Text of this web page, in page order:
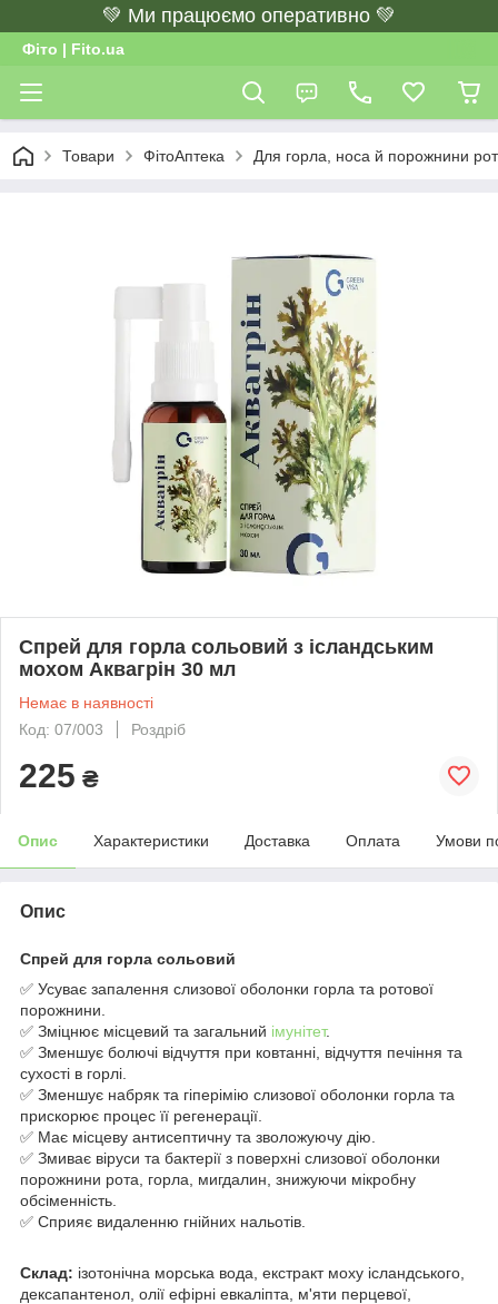
💚 Ми працюємо оперативно 💚
Фіто | Fito.ua
Товари ФітоАптека Для горла, носа й порожнини
Спрей для горла сольовий з ісландським
мохом Аквагрін 30 мл
Немає в наявності
Код: 07/003
Роздріб
225 ₴
Опис Характеристики Доставка Оплата Умови
Опис
Спрей для горла сольовий
✅ Усуває запалення слизової оболонки горла та ротової
порожнини.
✅ Зміцнює місцевий та загальний імунітет.
✅ Зменшує болючі відчуття при ковтанні, відчуття печіння та
сухості в горлі.
✅ Зменшує набряк та гіперімію слизової оболонки горла та
прискорює процес її регенерації.
✅ Має місцеву антисептичну та зволожуючу дію.
✅ Змиває віруси та бактерії з поверхні слизової оболонки
порожнини рота, горла, мигдалин, знижуючи мікробну
обсіменність.
✅ Сприяє видаленню гнійних нальотів.
Склад: ізотонічна морська вода, екстракт моху ісландського,
дексапантенол, олії ефірні евкаліпта, м'яти перцевої,